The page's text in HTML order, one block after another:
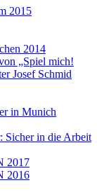
2015
2014
„Spiel mich!
Josef Schmid
in Munich
Sicher in die Arbeit
2017
2016